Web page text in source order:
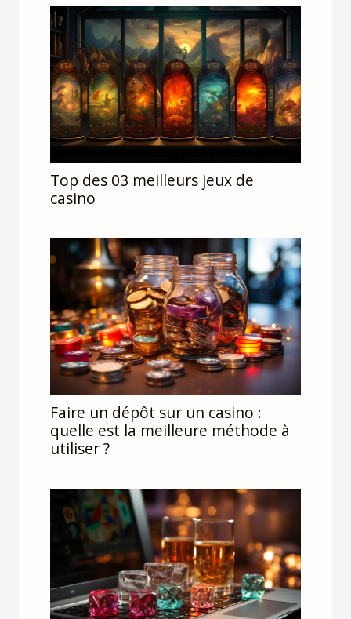
Top des 03 meilleurs jeux de
casino
Faire un dépôt sur un casino :
quelle est la meilleure méthode à
utiliser ?